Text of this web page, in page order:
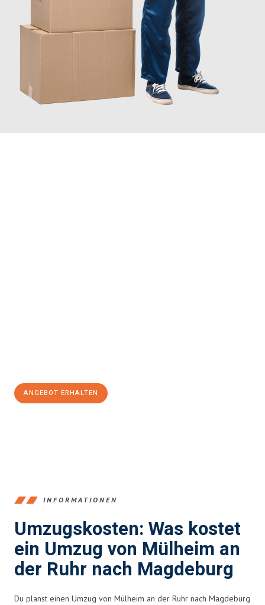
ANGEBOT ERHALTEN
INFORMATIONEN
Umzugskosten: Was kostet
ein Umzug von Mülheim an
der Ruhr nach Magdeburg
Du planst einen Umzug von Mülheim an der Ruhr nach Magdeburg